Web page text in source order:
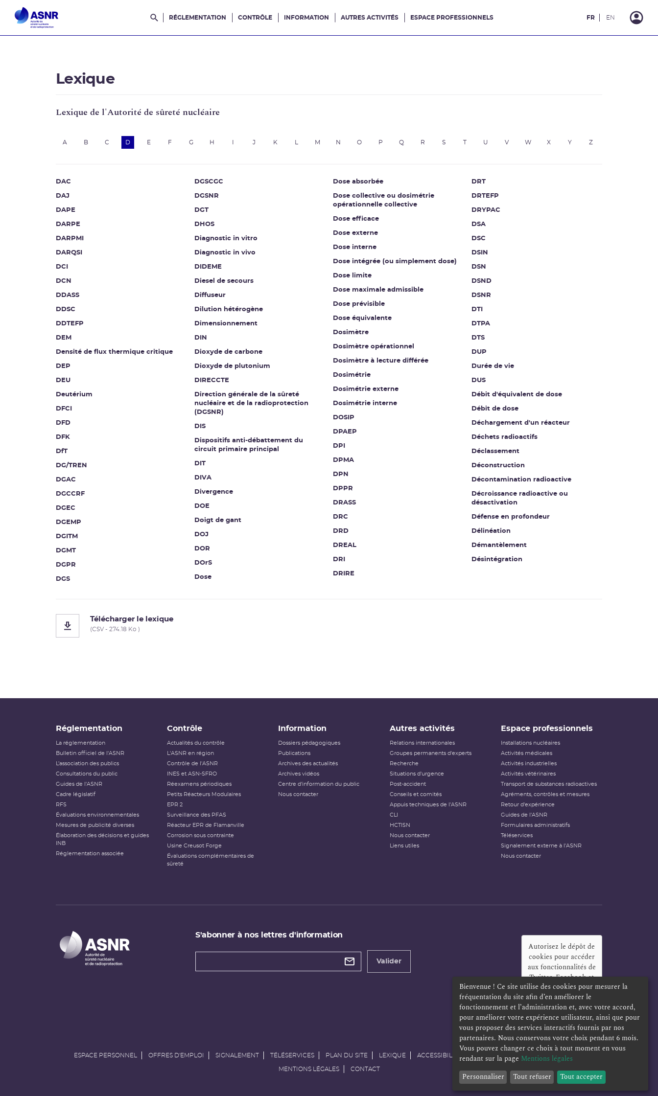
Rechercher dans le site
RÉGLEMENTATION CONTRÔLE INFORMATION AUTRES ACTIVITÉS ESPACE PROFESSIONNELS FR EN
Lexique
Lexique de l'Autorité de sûreté nucléaire
A B C D E F G H J K M N O P Q R S T U V W X Y Z
DAC
DAJ
DAPE
DARPE
DARPMI
DARQSI
DCI
DCN
DDASS
DDSC
DDTEFP
DEM
Densité de flux thermique critique
DEP
DEU
Deutérium
DFCI
DFD
DFK
DfT
DG/TREN
DGAC
DGCCRF
DGEC
DGEMP
DGITM
DGMT
DGPR
DGS
DGSCGC
DGSNR
DGT
DHOS
Diagnostic in vitro
Diagnostic in vivo
DIDEME
Diesel de secours
Diffuseur
Dilution hétérogène
Dimensionnement
DIN
Dioxyde de carbone
Dioxyde de plutonium
DIRECCTE
Direction générale de la sûreté
nucléaire et de la radioprotection
(DGSNR)
DIS
Dispositifs anti-débattement du
circuit primaire principal
DIT
DIVA
Divergence
DOE
Doigt de gant
DOJ
DOR
DOrS
Dose
Dose absorbée
Dose collective ou dosimétrie
opérationnelle collective
Dose efficace
Dose externe
Dose interne
Dose intégrée (ou simplement dose)
Dose limite
Dose maximale admissible
Dose prévisible
Dose équivalente
Dosimètre
Dosimètre opérationnel
Dosimètre à lecture différée
Dosimétrie
Dosimétrie externe
Dosimétrie interne
DOSIP
DPAEP
DPI
DPMA
DPN
DPPR
DRASS
DRC
DRD
DREAL
DRI
DRIRE
DRT
DRTEFP
DRYPAC
DSA
DSC
DSIN
DSN
DSND
DSNR
DTI
DTPA
DTS
DUP
Durée de vie
DUS
Débit d'équivalent de dose
Débit de dose
Déchargement d'un réacteur
Déchets radioactifs
Déclassement
Déconstruction
Décontamination radioactive
Décroissance radioactive ou
désactivation
Défense en profondeur
Délinéation
Démantèlement
Désintégration
Télécharger le lexique
(CSV - 274.18 Ko )
Réglementation
La réglementation
Bulletin officiel de l'ASNR
L’association des publics
Consultations du public
Guides de l'ASNR
Cadre législatif
RFS
Évaluations environnementales
Mesures de publicité diverses
Élaboration des décisions et guides
INB
Réglementation associée
Contrôle
Actualités du contrôle
L'ASNR en région
Contrôle de l'ASNR
INES et ASN-SFRO
Réexamens périodiques
Petits Réacteurs Modulaires
EPR 2
Surveillance des PFAS
Réacteur EPR de Flamanville
Corrosion sous contrainte
Usine Creusot Forge
Évaluations complémentaires de
sûreté
Information
Dossiers pédagogiques
Publications
Archives des actualités
Archives vidéos
Centre d'information du public
Nous contacter
Autres activités
Relations internationales
Groupes permanents d'experts
Recherche
Situations d'urgence
Post-accident
Conseils et comités
Appuis techniques de l'ASNR
CLI
HCTISN
Nous contacter
Liens utiles
Espace professionnels
Installations nucléaires
Activités médicales
Activités industrielles
Activités vétérinaires
Transport de substances radioactives
Agréments, contrôles et mesures
Retour d'expérience
Guides de l'ASNR
Formulaires administratifs
Téléservices
Signalement externe à l'ASNR
Nous contacter
S'abonner à nos lettres d'information
Valider
Autorisez le dépôt de
cookies pour accéder
aux fonctionnalités de
Twitter, Facebook et
LinkedIn?
Oui
Toujours
ESPACE PERSONNEL OFFRES D'EMPLOI SIGNALEMENT TÉLÉSERVICES PLAN DU SITE LEXIQUE ACCESSIBILITÉ POLITIQUE DE CONFIDENTIALITÉ
MENTIONS LÉGALES CONTACT
Bienvenue ! Ce site utilise des cookies pour mesurer la
fréquentation du site afin d’en améliorer le
fonctionnement et l’administration et, avec votre accord,
pour améliorer votre expérience utilisateur, ainsi que pour
vous proposer des services interactifs fournis par nos
partenaires. Nous conservons votre choix pendant 6 mois.
Vous pouvez changer ce choix à tout moment en vous
rendant sur la page Mentions légales
Personnaliser
Tout refuser Tout accepter